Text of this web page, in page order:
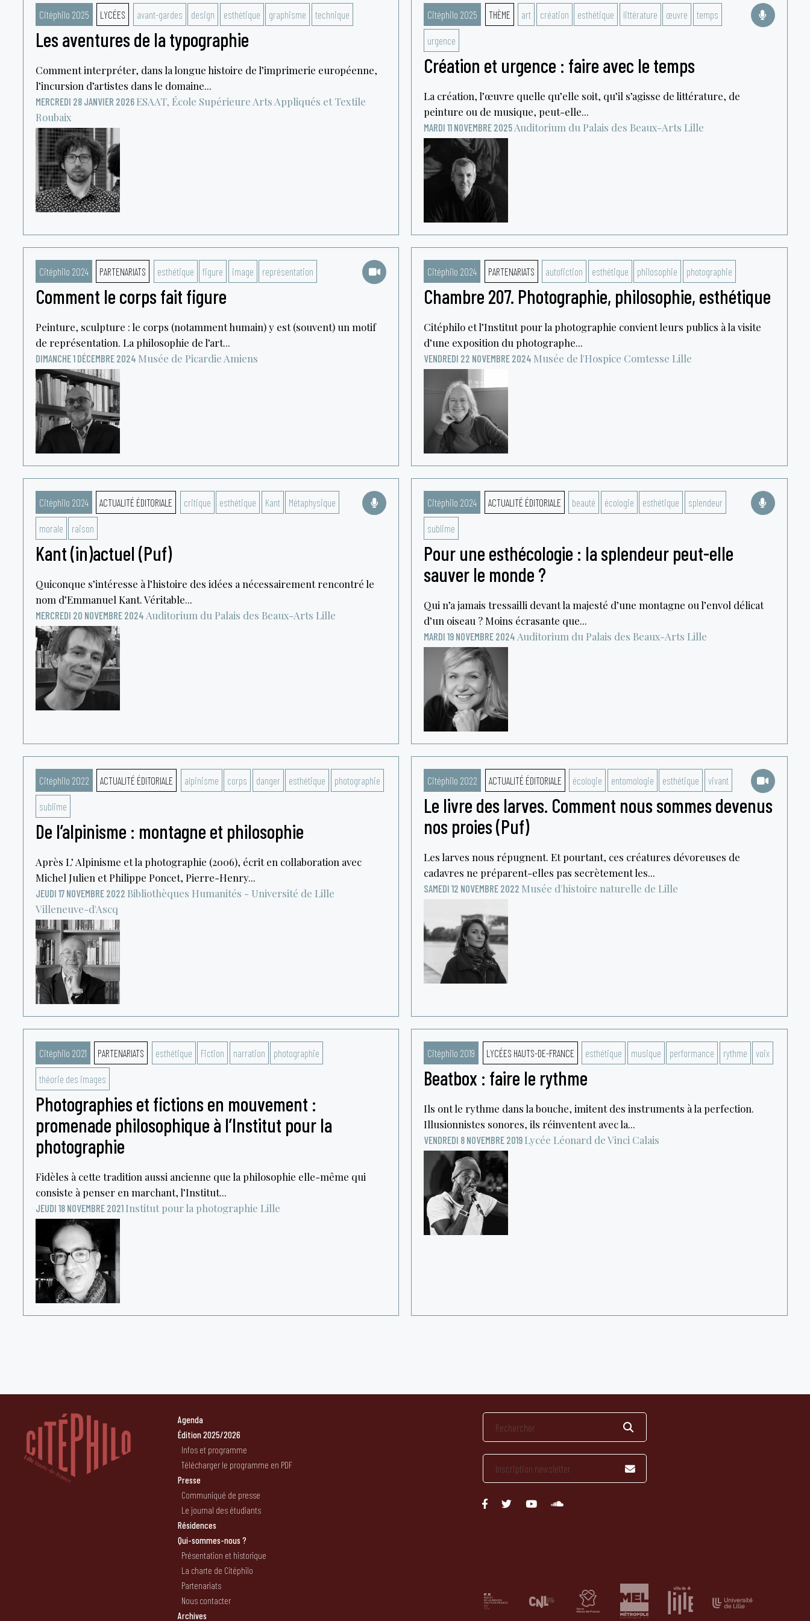
Citéphilo 2025 LYCÉES avant-gardes design esthétique graphisme technique
Les aventures de la typographie
Comment interpréter, dans la longue histoire de l’imprimerie européenne,
l’incursion d’artistes dans le domaine...
MERCREDI 28 JANVIER 2026 ESAAT, École Supérieure Arts Appliqués et Textile
Roubaix
Citéphilo 2025 THÈME art création esthétique littérature œuvre temps
urgence
Création et urgence : faire avec le temps
La création, l’œuvre quelle qu’elle soit, qu’il s’agisse de littérature, de
peinture ou de musique, peut-elle...
MARDI 11 NOVEMBRE 2025 Auditorium du Palais des Beaux-Arts Lille
Citéphilo 2024 PARTENARIATS esthétique figure image représentation
Comment le corps fait figure
Peinture, sculpture : le corps (notamment humain) y est (souvent) un motif
de représentation. La philosophie de l’art...
DIMANCHE 1 DÉCEMBRE 2024 Musée de Picardie Amiens
Citéphilo 2024 PARTENARIATS autofiction esthétique philosophie photographie
Chambre 207. Photographie, philosophie, esthétique
Citéphilo et l’Institut pour la photographie convient leurs publics à la visite
d’une exposition du photographe...
VENDREDI 22 NOVEMBRE 2024 Musée de l'Hospice Comtesse Lille
Citéphilo 2024 ACTUALITÉ ÉDITORIALE critique esthétique Kant Métaphysique
morale raison
Kant (in)actuel (Puf)
Quiconque s’intéresse à l’histoire des idées a nécessairement rencontré le
nom d’Emmanuel Kant. Véritable...
MERCREDI 20 NOVEMBRE 2024 Auditorium du Palais des Beaux-Arts Lille
Citéphilo 2024 ACTUALITÉ ÉDITORIALE beauté écologie esthétique splendeur
sublime
Pour une esthécologie : la splendeur peut-elle
sauver le monde ?
Qui n’a jamais tressailli devant la majesté d’une montagne ou l’envol délicat
d’un oiseau ? Moins écrasante que...
MARDI 19 NOVEMBRE 2024 Auditorium du Palais des Beaux-Arts Lille
Citéphilo 2022 ACTUALITÉ ÉDITORIALE alpinisme corps danger esthétique photographie
sublime
De l’alpinisme : montagne et philosophie
Après L’ Alpinisme et la photographie (2006), écrit en collaboration avec
Michel Julien et Philippe Poncet, Pierre-Henry...
JEUDI 17 NOVEMBRE 2022 Bibliothèques Humanités - Université de Lille
Villeneuve-d'Ascq
Citéphilo 2022 ACTUALITÉ ÉDITORIALE écologie entomologie esthétique vivant
Le livre des larves. Comment nous sommes devenus
nos proies (Puf)
Les larves nous répugnent. Et pourtant, ces créatures dévoreuses de
cadavres ne préparent-elles pas secrètement les...
SAMEDI 12 NOVEMBRE 2022 Musée d'histoire naturelle de Lille
Citéphilo 2021 PARTENARIATS esthétique Fiction narration photographie
théorie des images
Photographies et fictions en mouvement :
promenade philosophique à l’Institut pour la
photographie
Fidèles à cette tradition aussi ancienne que la philosophie elle-même qui
consiste à penser en marchant, l’Institut...
JEUDI 18 NOVEMBRE 2021 Institut pour la photographie Lille
Citéphilo 2019 LYCÉES HAUTS-DE-FRANCE esthétique musique performance rythme voix
Beatbox : faire le rythme
Ils ont le rythme dans la bouche, imitent des instruments à la perfection.
Illusionnistes sonores, ils réinventent avec la...
VENDREDI 8 NOVEMBRE 2019 Lycée Léonard de Vinci Calais
Agenda
Édition 2025/2026
Infos et programme
Télécharger le programme en PDF
Presse
Communiqué de presse
Le journal des étudiants
Résidences
Qui-sommes-nous ?
Présentation et historique
La charte de Citéphilo
Partenariats
Nous contacter
Archives